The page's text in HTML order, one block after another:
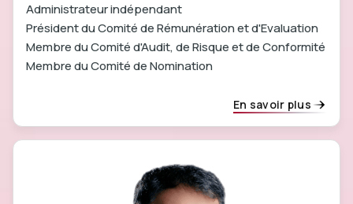
Administrateur indépendant
Président du Comité de Rémunération et d'Evaluation
Membre du Comité d'Audit, de Risque et de Conformité
Membre du Comité de Nomination
En savoir plus